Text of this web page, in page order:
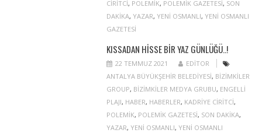
CIRITCI, POLEMIK, POLEMIK GAZETESI, SON
DAKIKA, YAZAR, YENI OSMANLI, YENI OSMANLI
GAZETESI
KISSADAN HISSE BIR YAZ GÜNLÜĞÜ..!
22 TEMMUZ 2021
EDITOR
ANTALYA BÜYÜKŞEHIR BELEDIYESI, BIZIMKILER
GROUP, BIZIMKILER MEDYA GRUBU, ENGELLI
PLAJI, HABER, HABERLER, KADRIYE CIRITCI,
POLEMIK, POLEMIK GAZETESI, SON DAKIKA,
YAZAR, YENI OSMANLI, YENI OSMANLI